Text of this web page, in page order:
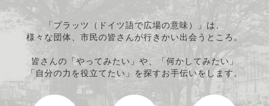
「プラッツ（ドイツ語で広場の意味）」は、
様々な団体、市民の皆さんが行きかい出会うところ。
皆さんの「やってみたい」や、「何かしてみたい」
「自分の力を役立てたい」を探すお手伝いをします。